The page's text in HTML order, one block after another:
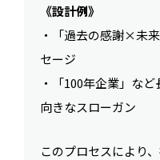
《設計例》
・「過去の感謝×未
セージ
・「100年企業」な
向きなスローガン
このプロセスにより